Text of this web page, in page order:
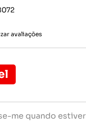
avaliações
me quando estiver